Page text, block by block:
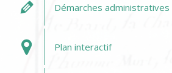
Démarches administratives
Plan interactif